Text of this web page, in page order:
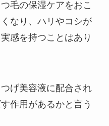
毛の保湿ケアをおこ
なり、ハリやコシが
感を持つことはあり
げ美容液に配合され
作用があるかと言う